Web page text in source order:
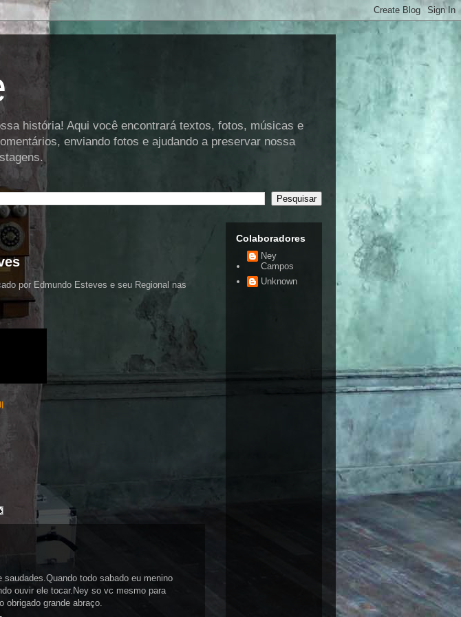
história! Aqui você encontrará textos, fotos, músicas e
enviando fotos e ajudando a preservar nossa
por Edmundo Esteves e seu Regional nas
todo sabado eu menino
ouvir ele tocar.Ney so vc mesmo para
obrigado grande abraço.
Colaboradores
Ney
Campos
Unknown